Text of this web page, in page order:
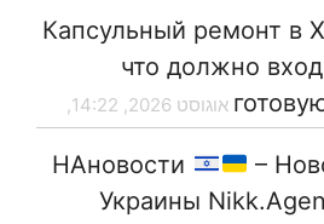
Капсульный ремонт в
что должно
НАновости
–
Украины